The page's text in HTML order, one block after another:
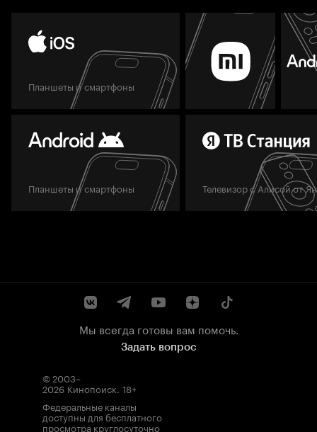
Планшеты и смартфоны
Планшеты и смартфоны Телевизор с Алисой от
Мы всегда готовы вам помочь.
Задать вопрос
© 2003–
2026 Кинопоиск. 18+
Федеральные каналы
доступны для бесплатного
просмотра круглосуточно